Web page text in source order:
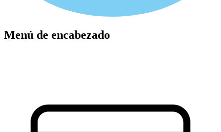
Menú de encabezado